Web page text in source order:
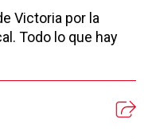
Victoria por la
Todo lo que hay